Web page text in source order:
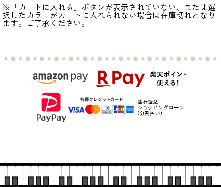
※「カートに入れる」ボタンが表示されていない、または選
択したカラーがカートに入れられない場合は在庫切れとなり
ます。ご了承ください。